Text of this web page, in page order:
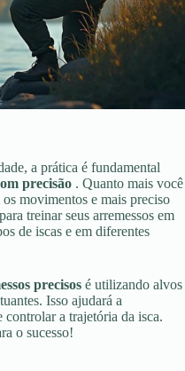
a prática é fundamental
precisão . Quanto mais você
movimentos e mais preciso
treinar seus arremessos em
de iscas e em diferentes
precisos é utilizando alvos
Isso ajudará a
controlar a trajetória da isca.
o sucesso!